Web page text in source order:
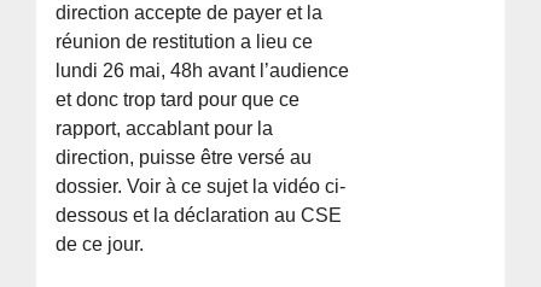
direction accepte de payer et la
réunion de restitution a lieu ce
lundi 26 mai, 48h avant l’audience
et donc trop tard pour que ce
rapport, accablant pour la
direction, puisse être versé au
dossier. Voir à ce sujet la vidéo ci-
dessous et la déclaration au CSE
de ce jour.